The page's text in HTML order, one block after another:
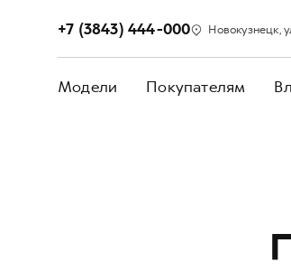
+7 (3843) 444-000 Новокузнецк,
Модели Покупателям